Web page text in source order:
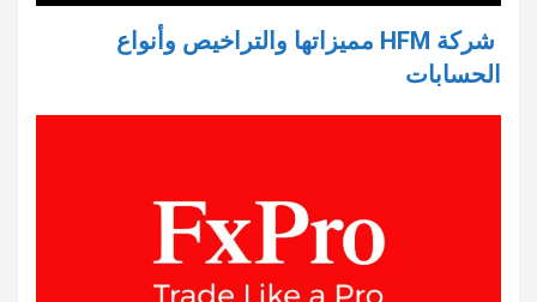
شركة HFM مميزاتها والتراخيص وأنواع
الحسابات